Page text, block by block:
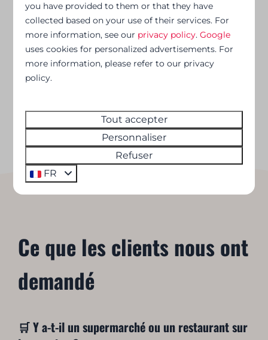
Ce que les clients nous ont
demandé
🛒 Y a-t-il un supermarché ou un restaurant sur
you have provided to them or that they have
collected based on your use of their services. For
more information, see our privacy policy.Google
uses cookies for personalized advertisements. For
more information, please refer to our privacy
policy.
Tout accepter
Personnaliser
Refuser
FR